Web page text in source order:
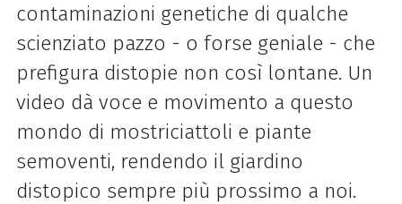
contaminazioni genetiche di qualche
scienziato pazzo - o forse geniale - che
prefigura distopie non così lontane. Un
video dà voce e movimento a questo
mondo di mostriciattoli e piante
semoventi, rendendo il giardino
distopico sempre più prossimo a noi.